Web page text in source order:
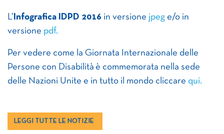
L’ Infografica IDPD 2016 in versione jpeg e/o in
versione pdf.
Per vedere come la Giornata Internazionale delle
Persone con Disabilità è commemorata nella sede
delle Nazioni Unite e in tutto il mondo cliccare qui.
LEGGI TUTTE LE NOTIZIE